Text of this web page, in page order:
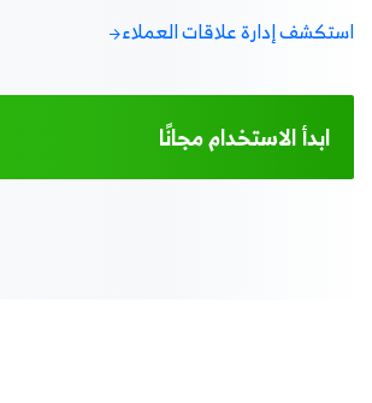
استكشف إدارة علاقات العملاء
ابدأ الاستخدام مجانًا